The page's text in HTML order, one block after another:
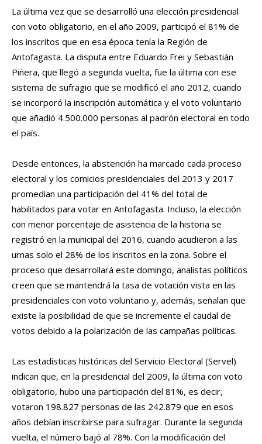
La última vez que se desarrolló una elección presidencial
con voto obligatorio, en el año 2009, participó el 81% de
los inscritos que en esa época tenía la Región de
Antofagasta. La disputa entre Eduardo Frei y Sebastián
Piñera, que llegó a segunda vuelta, fue la última con ese
sistema de sufragio que se modificó el año 2012, cuando
se incorporó la inscripción automática y el voto voluntario
que añadió 4.500.000 personas al padrón electoral en todo
el país.
Desde entonces, la abstención ha marcado cada proceso
electoral y los comicios presidenciales del 2013 y 2017
promedian una participación del 41% del total de
habilitados para votar en Antofagasta. Incluso, la elección
con menor porcentaje de asistencia de la historia se
registró en la municipal del 2016, cuando acudieron a las
urnas solo el 28% de los inscritos en la zona. Sobre el
proceso que desarrollará este domingo, analistas políticos
creen que se mantendrá la tasa de votación vista en las
presidenciales con voto voluntario y, además, señalan que
existe la posibilidad de que se incremente el caudal de
votos debido a la polarización de las campañas políticas.
Las estadísticas históricas del Servicio Electoral (Servel)
indican que, en la presidencial del 2009, la última con voto
obligatorio, hubo una participación del 81%, es decir,
votaron 198.827 personas de las 242.879 que en esos
años debían inscribirse para sufragar. Durante la segunda
vuelta, el número bajó al 78%. Con la modificación del